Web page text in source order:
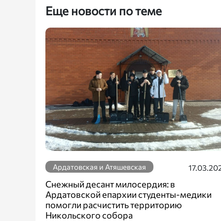
Еще новости по теме
Ардатовская и Атяшевская
Снежный десант милосердия: в
Ардатовской епархии студенты-медики
помогли расчистить территорию
Никольского собора